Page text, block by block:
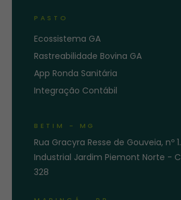
PASTO
Ecossistema GA
Rastreabilidade Bovina GA
App Ronda Sanitária
Integração Contábil
BETIM - MG
Rua Gracyra Resse de Gouveia, nº
Industrial Jardim Piemont Norte -
328